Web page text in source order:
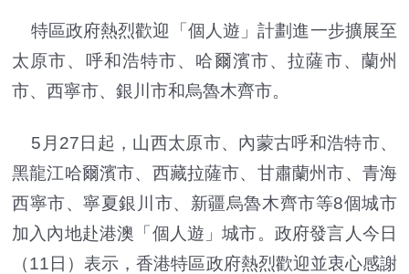
特區政府熱烈歡迎「個人遊」計劃進一步擴展至
太原市、呼和浩特市、哈爾濱市、拉薩市、蘭州
市、西寧市、銀川市和烏魯木齊市。
5月27日起，山西太原市、內蒙古呼和浩特市、
黑龍江哈爾濱市、西藏拉薩市、甘肅蘭州市、青海
西寧市、寧夏銀川市、新疆烏魯木齊市等8個城市
加入內地赴港澳「個人遊」城市。政府發言人今日
（11日）表示，香港特區政府熱烈歡迎並衷心感謝